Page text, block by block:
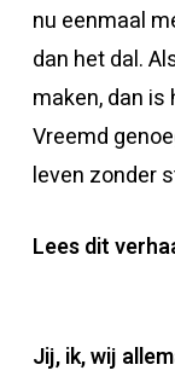
nu eenmaal
dan het dal.
maken, dan
Vreemd
leven zonder
Lees dit
Jij, ik, wij